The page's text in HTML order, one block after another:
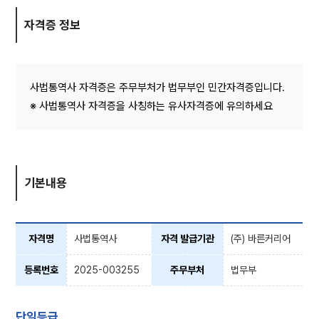
자격증 정보
사법통역사 자격증은 주무부처가 법무부인 민간자격증입니다.
※ 사법통역사 자격증을 사칭하는 유사자격증에 유의하세요
기본내용
자격명 사법통역사 자격 발급기관 (주) 바른커리어
등록번호 2025-003255 주무부처 법무부